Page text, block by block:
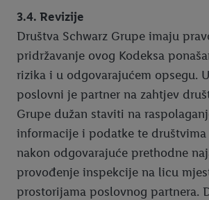
3.4. Revizije
Društva Schwarz Grupe imaju
pridržavanje ovog Kodeksa
rizika i u odgovarajućem opsegu.
poslovni je partner na zahtjev
Grupe dužan staviti na
informacije i podatke te društvima
nakon odgovarajuće prethodne
provođenje inspekcije na licu
prostorijama poslovnog partnera.